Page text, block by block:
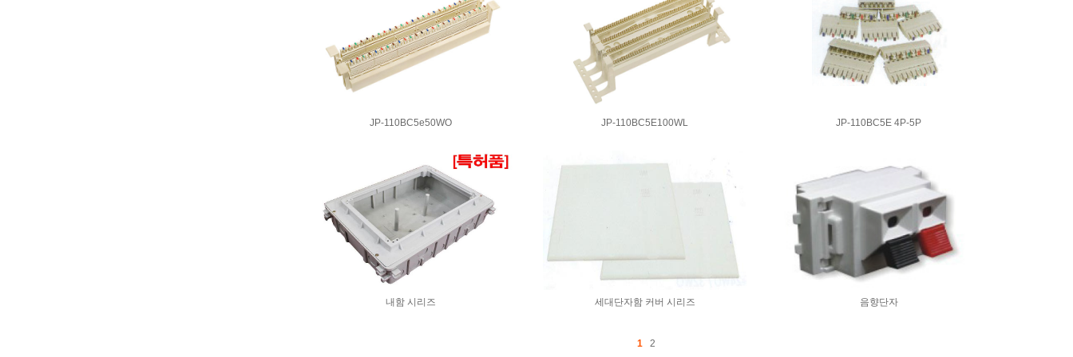
JP-110BC5e50WO JP-110BC5E100WL JP-110BC5E 4P-5P
내함 시리즈 세대단자함 커버 시리즈 음향단자
1 2